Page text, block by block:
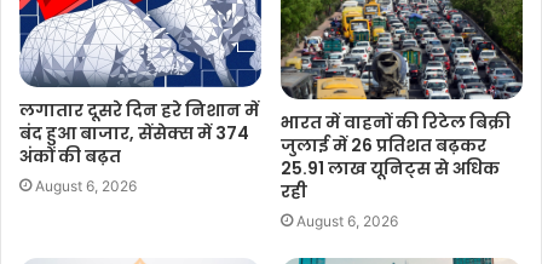
हां। जिन मनरेगा जॉब कार्ड धारकों का ई-केवाईसी पूरा है, उनके कार्ड तब
तक मान्य रहेंगे जब तक नए ग्रामीण रोजगार गारंटी कार्ड जारी नहीं हो जाते।
प्रश्न 10: इस कानून के तहत कौन रोजगार पाने का पात्र होगा?
हर ग्रामीण परिवार, जिसके वयस्क सदस्य अकुशल शारीरिक कार्य करना
लगातार दूसरे दिन हरे निशान में
बंद हुआ बाजार, सेंसेक्स में 374
अंकों की बढ़त
August 6, 2026
भारत में वाहनों की रिटेल बिक्री
जुलाई में 26 प्रतिशत बढ़कर
25.91 लाख यूनिट्स से अधिक
रही
August 6, 2026